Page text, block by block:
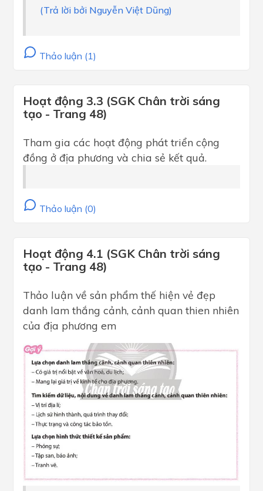
(Trả lời bởi Nguyễn Việt Dũng)
Thảo luận (1)
Hoạt động 3.3 (SGK Chân trời sáng
tạo - Trang 48)
Tham gia các hoạt động phát triển cộng
đồng ở địa phương và chia sẻ kết quả.
Thảo luận (0)
Hoạt động 4.1 (SGK Chân trời sáng
tạo - Trang 48)
Thảo luận về sản phẩm thế hiện vẻ đẹp
danh lam thắng cảnh, cảnh quan thien nhiên
của địa phương em